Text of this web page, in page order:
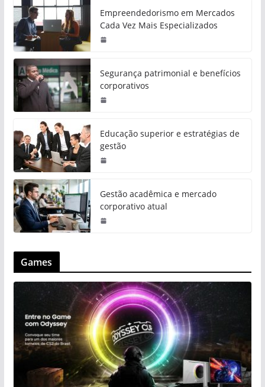
Empreendedorismo em Mercados
Cada Vez Mais Especializados
Segurança patrimonial e benefícios
corporativos
Educação superior e estratégias de
gestão
Gestão acadêmica e mercado
corporativo atual
Games